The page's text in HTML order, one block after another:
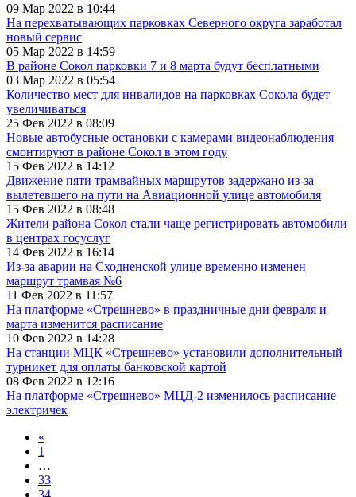
09 Мар 2022 в 10:44
На перехватывающих парковках Северного округа заработал
новый сервис
05 Мар 2022 в 14:59
В районе Сокол парковки 7 и 8 марта будут бесплатными
03 Мар 2022 в 05:54
Количество мест для инвалидов на парковках Сокола будет
увеличиваться
25 Фев 2022 в 08:09
Новые автобусные остановки с камерами видеонаблюдения
смонтируют в районе Сокол в этом году
15 Фев 2022 в 14:12
Движение пяти трамвайных маршрутов задержано из-за
вылетевшего на пути на Авиационной улице автомобиля
15 Фев 2022 в 08:48
Жители района Сокол стали чаще регистрировать автомобили
в центрах госуслуг
14 Фев 2022 в 16:14
Из-за аварии на Сходненской улице временно изменен
маршрут трамвая №6
11 Фев 2022 в 11:57
На платформе «Стрешнево» в праздничные дни февраля и
марта изменится расписание
10 Фев 2022 в 14:28
На станции МЦК «Стрешнево» установили дополнительный
турникет для оплаты банковской картой
08 Фев 2022 в 12:16
На платформе «Стрешнево» МЦД-2 изменилось расписание
электричек
«
1
…
33
34